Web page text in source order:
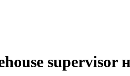
supervisor